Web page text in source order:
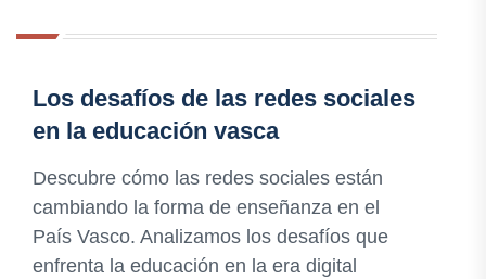
Los desafíos de las redes sociales
en la educación vasca
Descubre cómo las redes sociales están
cambiando la forma de enseñanza en el
País Vasco. Analizamos los desafíos que
enfrenta la educación en la era digital